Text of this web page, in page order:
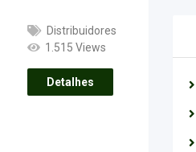
Distribuidores
1.515 Views
Detalhes